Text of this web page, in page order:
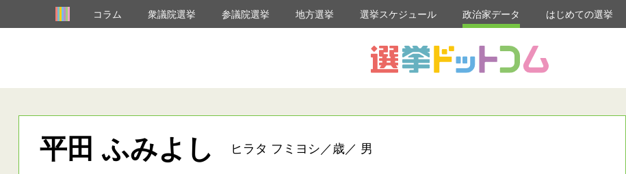
コラム 衆議院選挙 参議院選挙 地方選挙 選挙スケジュール 政治家データ はじめての選挙
平田 ふみよし ヒラタ フミヨシ／歳／ 男